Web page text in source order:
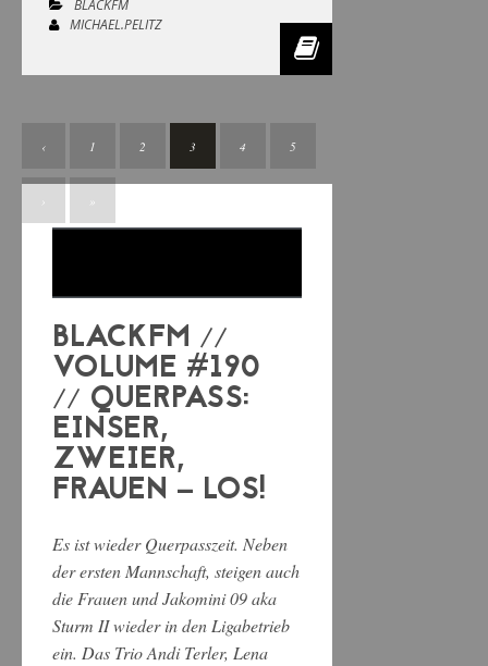
BLACKFM
MICHAEL.PELITZ
‹ 1 2 3 4 5
› »
BLACKFM //
VOLUME #190
// QUERPASS:
EINSER,
ZWEIER,
FRAUEN – LOS!
Es ist wieder Querpasszeit. Neben
der ersten Mannschaft, steigen auch
die Frauen und Jakomini 09 aka
Sturm II wieder in den Ligabetrieb
ein. Das Trio Andi Terler, Lena